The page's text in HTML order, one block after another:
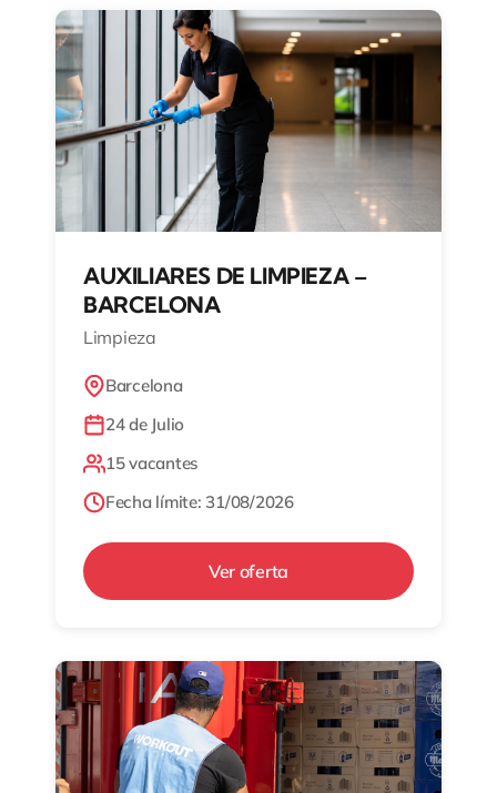
AUXILIARES DE LIMPIEZA –
BARCELONA
Limpieza
Barcelona
24 de Julio
15 vacantes
Fecha límite: 31/08/2026
Ver oferta